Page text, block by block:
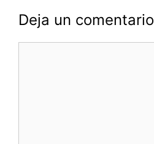
Deja un comentario